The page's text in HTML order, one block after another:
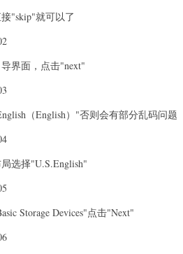
"skip"就可以了
界面，点击"next"
（English）"否则会有部分乱码问题
选择"U.S.English"
Storage Devices"点击"Next"